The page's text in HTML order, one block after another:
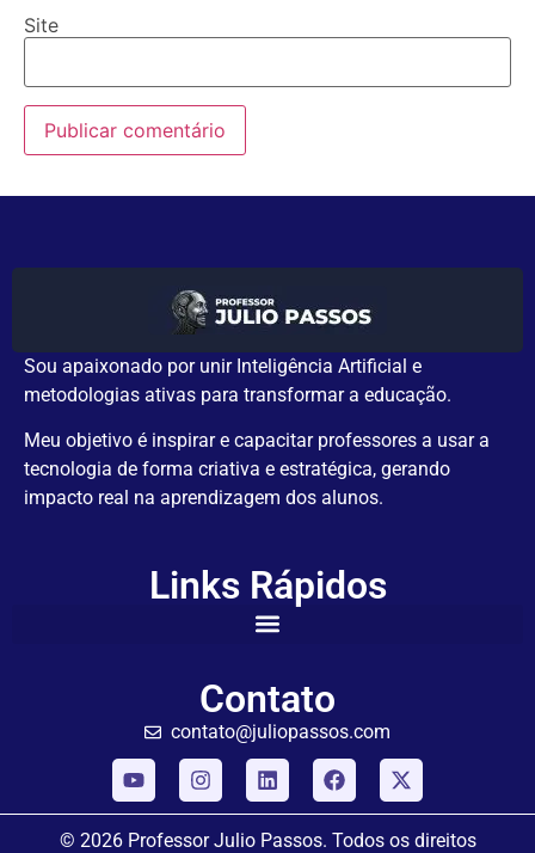
Site
Sou apaixonado por unir Inteligência Artificial e
metodologias ativas para transformar a educação.
Meu objetivo é inspirar e capacitar professores a usar a
tecnologia de forma criativa e estratégica, gerando
impacto real na aprendizagem dos alunos.
Links Rápidos
Contato
contato@juliopassos.com
© 2026 Professor Julio Passos. Todos os direitos